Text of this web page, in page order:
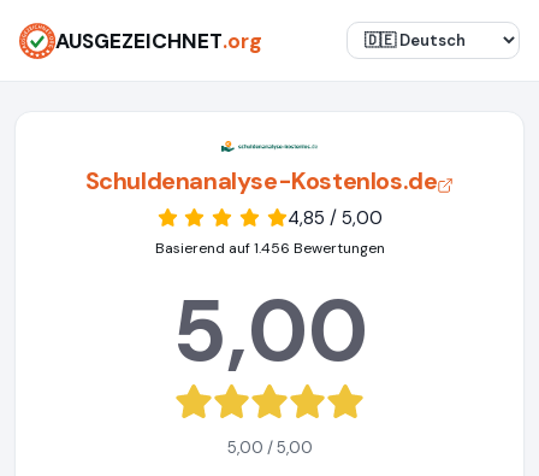
AUSGEZEICHNET.org
Schuldenanalyse-Kostenlos.de
4,85 / 5,00
Basierend auf 1.456 Bewertungen
5,00
5,00 / 5,00